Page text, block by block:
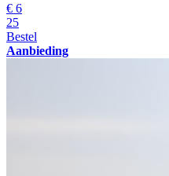
€ 6
25
Bestel
Aanbieding